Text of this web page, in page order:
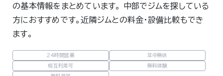
の基本情報をまとめています。 中部でジムを探している
方におすすめです。近隣ジムとの料金・設備比較もでき
ます。
24時間営業 年中無休
相互利用可 無料体験